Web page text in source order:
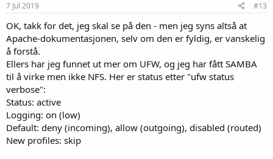
7 Jul 2019 #13
OK, takk for det, jeg skal se på den - men jeg syns altså at
Apache-dokumentasjonen, selv om den er fyldig, er vanskelig
å forstå.
Ellers har jeg funnet ut mer om UFW, og jeg har fått SAMBA
til å virke men ikke NFS. Her er status etter "ufw status
verbose":
Status: active
Logging: on (low)
Default: deny (incoming), allow (outgoing), disabled (routed)
New profiles: skip